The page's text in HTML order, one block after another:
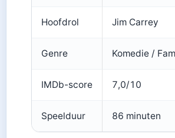
Hoofdrol Jim Carrey
Genre Komedie /
IMDb-score 7,0/10
Speelduur 86 minuten